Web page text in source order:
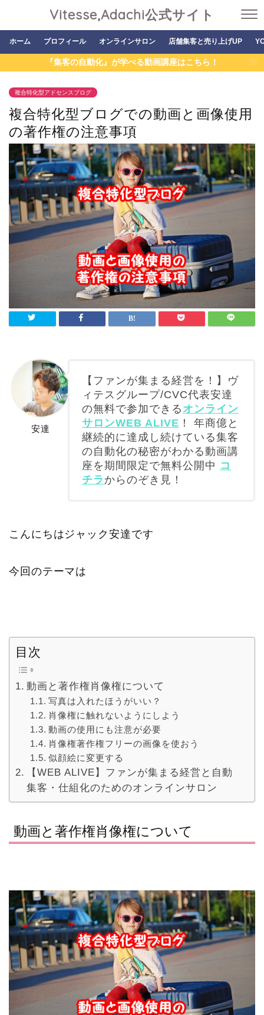
Vitesse,Adachi公式サイト
ホーム プロフィール オンラインサロン 店舗集客と売り上げUP
『集客の自動化』が学べる動画講座はこちら！
複合特化型アドセンスブログ
複合特化型ブログでの動画と画像使用
の著作権の注意事項
安達
【ファンが集まる経営を！】ヴ
ィテスグループ/CVC代表安達
の無料で参加できる オンライン
サロンWEB ALIVE ！ 年商億と
継続的に達成し続けている集客
の自動化の秘密がわかる動画講
座を期間限定で無料公開中 コ
チラ からのぞき見！
こんにちはジャック安達です
今回のテーマは
目次
動画と著作権肖像権について
写真は入れたほうがいい？
肖像権に触れないようにしよう
動画の使用にも注意が必要
肖像権著作権フリーの画像を使おう
似顔絵に変更する
【WEB ALIVE】ファンが集まる経営と自動
集客・仕組化のためのオンラインサロン
動画と著作権肖像権について